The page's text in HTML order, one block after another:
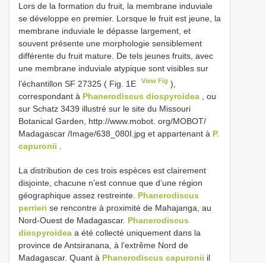
Lors de la formation du fruit, la membrane induviale
se développe en premier. Lorsque le fruit est jeune, la
membrane induviale le dépasse largement, et
souvent présente une morphologie sensiblement
différente du fruit mature. De tels jeunes fruits, avec
une membrane induviale atypique sont visibles sur
l’échantillon SF 27325 ( Fig. 1E
View Fig ),
correspondant à Phanerodiscus diospyroidea , ou
sur Schatz 3439 illustré sur le site du Missouri
Botanical Garden, http://www.mobot. org/MOBOT/
Madagascar /Image/638_080I.jpg et appartenant à P.
capuronii
La distribution de ces trois espèces est clairement
disjointe, chacune n’est connue que d’une région
géographique assez restreinte. Phanerodiscus
perrieri se rencontre à proximité de Mahajanga, au
Nord-Ouest de Madagascar. Phanerodiscus
diospyroidea a été collecté uniquement dans la
province de Antsiranana, à l’extrême Nord de
Madagascar. Quant à Phanerodiscus capuronii il